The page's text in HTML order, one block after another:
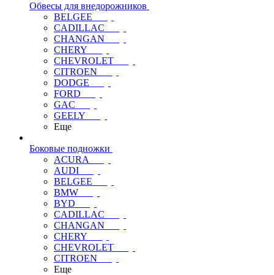
Обвесы для внедорожников
BELGEE
CADILLAC
CHANGAN
CHERY
CHEVROLET
CITROEN
DODGE
FORD
GAC
GEELY
Еще
Боковые подножки
ACURA
AUDI
BELGEE
BMW
BYD
CADILLAC
CHANGAN
CHERY
CHEVROLET
CITROEN
Еще